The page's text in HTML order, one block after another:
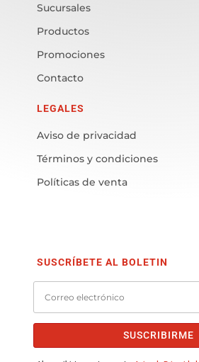
Sucursales
Productos
Promociones
Contacto
LEGALES
Aviso de privacidad
Términos y condiciones
Políticas de venta
SUSCRÍBETE AL BOLETIN
SUSCRIBIRME